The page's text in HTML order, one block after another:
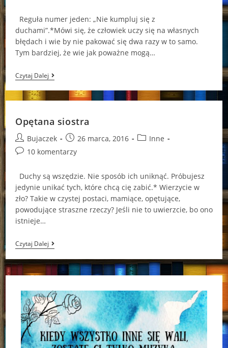
Reguła numer jeden: „Nie kumpluj się z
duchami”.*Mówi się, że człowiek uczy się na własnych
błędach i wie by nie pakować się dwa razy w to samo.
Tym bardziej, że wie jak poważne mogą…
Czytaj DalejZ
Deszczu
Pod
Rynne
Opętana siostra
Post
author:
Bujaczek
Post
published:
26 marca, 2016
PostInne
Post10 komentarzy
Duchy są wszędzie. Nie sposób ich uniknąć. Próbujesz
jedynie unikać tych, które chcą cię zabić.* Wierzycie w
zło? Takie w czystej postaci, mamiące, opętujące,
powodujące straszne rzeczy? Jeśli nie to uwierzcie, bo ono
istnieje…
Czytaj DalejOpętana
Siostra